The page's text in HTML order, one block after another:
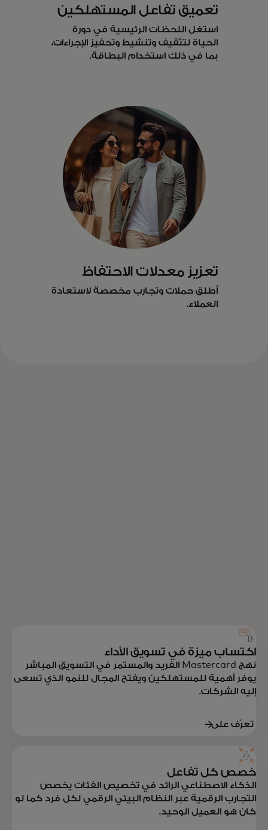
تعميق تفاعل المستهلكين
استغل اللحظات الرئيسية في دورة
الحياة لتثقيف وتنشيط وتحفيز الإجراءات،
بما في ذلك استخدام البطاقة.
تعزيز معدلات الاحتفاظ
أطلق حملات وتجارب مخصصة لاستعادة
العملاء.
اكتساب ميزة في تسويق الأداء
نهج Mastercard الفريد والمستمر في التسويق المباشر
يوفر أهمية للمستهلكين ويفتح المجال للنمو الذي تسعى
إليه الشركات.
تعرّف على
خصص كل تفاعل
الذكاء الاصطناعي الرائد في تخصيص الفئات يخصص
التجارب الرقمية عبر النظام البيئي الرقمي لكل فرد كما لو
كان هو العميل الوحيد.